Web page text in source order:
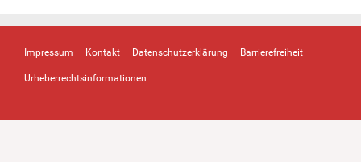
Impressum Kontakt Datenschutzerklärung Barrierefreiheit
Urheberrechtsinformationen